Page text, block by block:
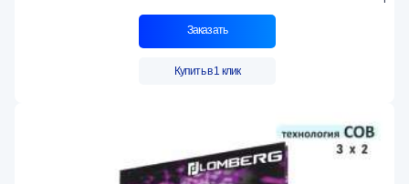
Заказать
Купить в 1 клик